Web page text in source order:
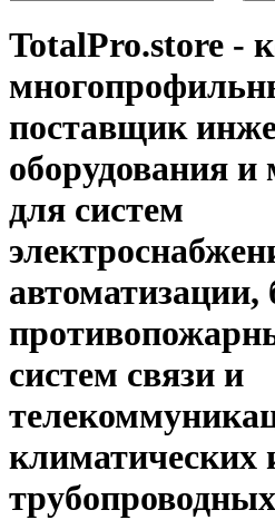
TotalPro.store -
поставщик
оборудования и
для систем
автоматизации,
систем связи и
климатических